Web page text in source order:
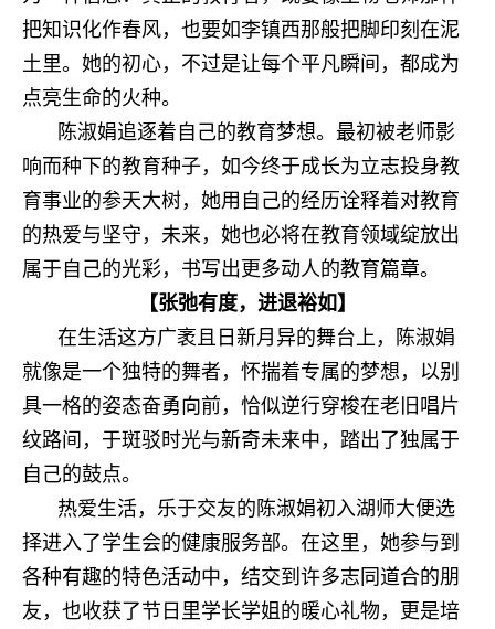
把知识化作春风，也要如李镇西那般把脚印刻在泥
土里。她的初心，不过是让每个平凡瞬间，都成为
点亮生命的火种。
陈淑娟追逐着自己的教育梦想。最初被老师影
响而种下的教育种子，如今终于成长为立志投身教
育事业的参天大树，她用自己的经历诠释着对教育
的热爱与坚守，未来，她也必将在教育领域绽放出
属于自己的光彩，书写出更多动人的教育篇章。
【张弛有度，进退裕如】
在生活这方广袤且日新月异的舞台上，陈淑娟
就像是一个独特的舞者，怀揣着专属的梦想，以别
具一格的姿态奋勇向前，恰似逆行穿梭在老旧唱片
纹路间，于斑驳时光与新奇未来中，踏出了独属于
自己的鼓点。
热爱生活，乐于交友的陈淑娟初入湖师大便选
择进入了学生会的健康服务部。在这里，她参与到
各种有趣的特色活动中，结交到许多志同道合的朋
友，也收获了节日里学长学姐的暖心礼物，更是培